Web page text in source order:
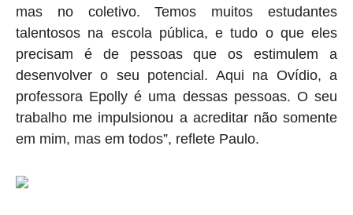
mas no coletivo. Temos muitos estudantes
talentosos na escola pública, e tudo o que eles
precisam é de pessoas que os estimulem a
desenvolver o seu potencial. Aqui na Ovídio, a
professora Epolly é uma dessas pessoas. O seu
trabalho me impulsionou a acreditar não somente
em mim, mas em todos”, reflete Paulo.